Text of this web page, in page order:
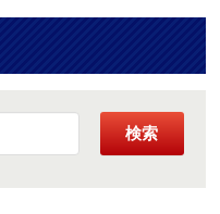
検索